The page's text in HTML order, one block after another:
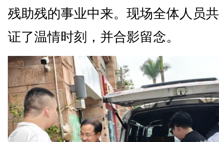
残助残的事业中来。现场全体人员
证了温情时刻，并合影留念。